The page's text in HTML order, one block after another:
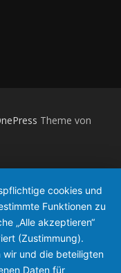
Theme von
cookies und
Funktionen zu
„Alle akzeptieren“
(Zustimmung).
wir und die beteiligten
Daten für